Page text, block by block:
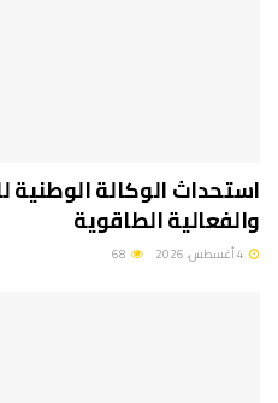
استحداث الوكالة
والفعالية الطاقوية